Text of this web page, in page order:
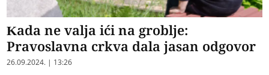
Kada ne valja ići na groblje:
Pravoslavna crkva dala jasan odgovor
26.09.2024. | 13:26